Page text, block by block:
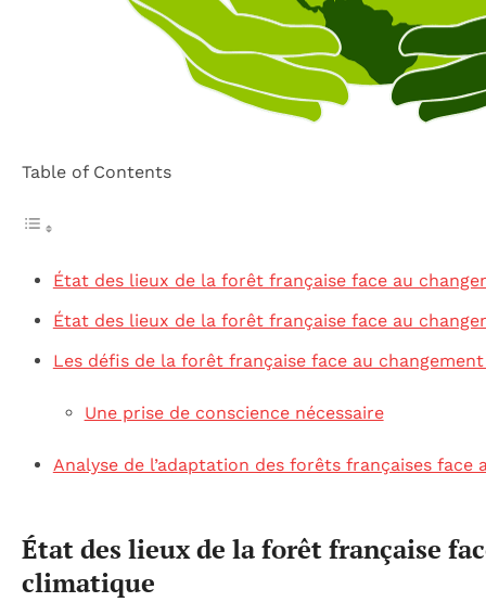
Table of Contents
État des lieux de la forêt française face au
État des lieux de la forêt française face au
Les défis de la forêt française face au
Une prise de conscience nécessaire
Analyse de l’adaptation des forêts françaises face
État des lieux de la forêt française
climatique